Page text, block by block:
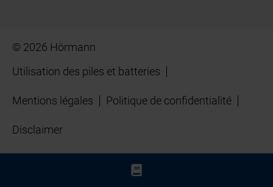
© 2026 Hörmann
Utilisation des piles et batteries
Mentions légales Politique de confidentialité
Disclaimer